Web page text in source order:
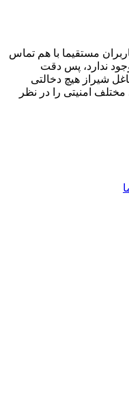
مستقیما با هم تماس
ندارد، پس دقت
شیراز هیچ دخالتی
امنیتی را در نظر